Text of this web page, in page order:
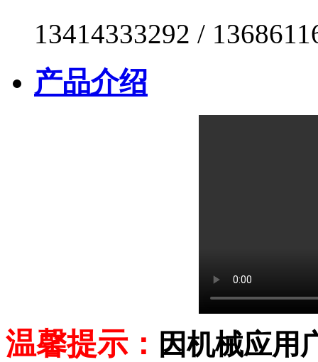
13414333292 /
产品介绍
温馨提示： 因机械应用